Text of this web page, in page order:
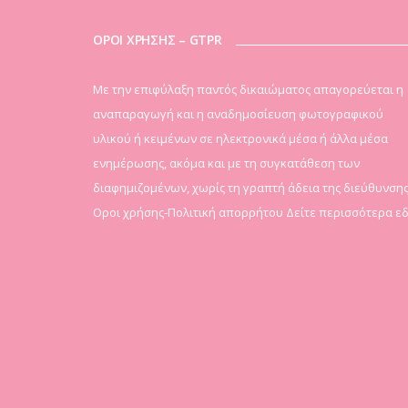
ΟΡΟΙ ΧΡΗΣΗΣ – GTPR
Mε την επιφύλαξη παντός δικαιώματος απαγορεύεται η
αναπαραγωγή και η αναδημοσίευση φωτογραφικού
υλικού ή κειμένων σε ηλεκτρονικά μέσα ή άλλα μέσα
ενημέρωσης, ακόμα και με τη συγκατάθεση των
διαφημιζομένων, χωρίς τη γραπτή άδεια της
Οροι χρήσης-Πολιτική απορρήτου Δείτε περισσότερα